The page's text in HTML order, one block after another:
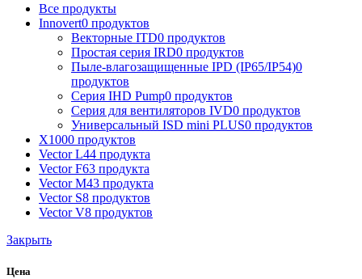
Все продукты
Innovert0 продуктов
Векторные ITD0 продуктов
Простая серия IRD0 продуктов
Пыле-влагозащищенные IPD (IP65/IP54)0
продуктов
Серия IHD Pump0 продуктов
Серия для вентиляторов IVD0 продуктов
Универсальный ISD mini PLUS0 продуктов
X1000 продуктов
Vector L44 продукта
Vector F63 продукта
Vector M43 продукта
Vector S8 продуктов
Vector V8 продуктов
Закрыть
Цена